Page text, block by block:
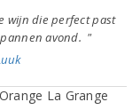
wijn die perfect past
avond. "